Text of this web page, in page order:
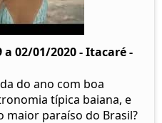
a 02/01/2020 - Itacaré -
do ano com boa
típica baiana, e
maior paraíso do Brasil?